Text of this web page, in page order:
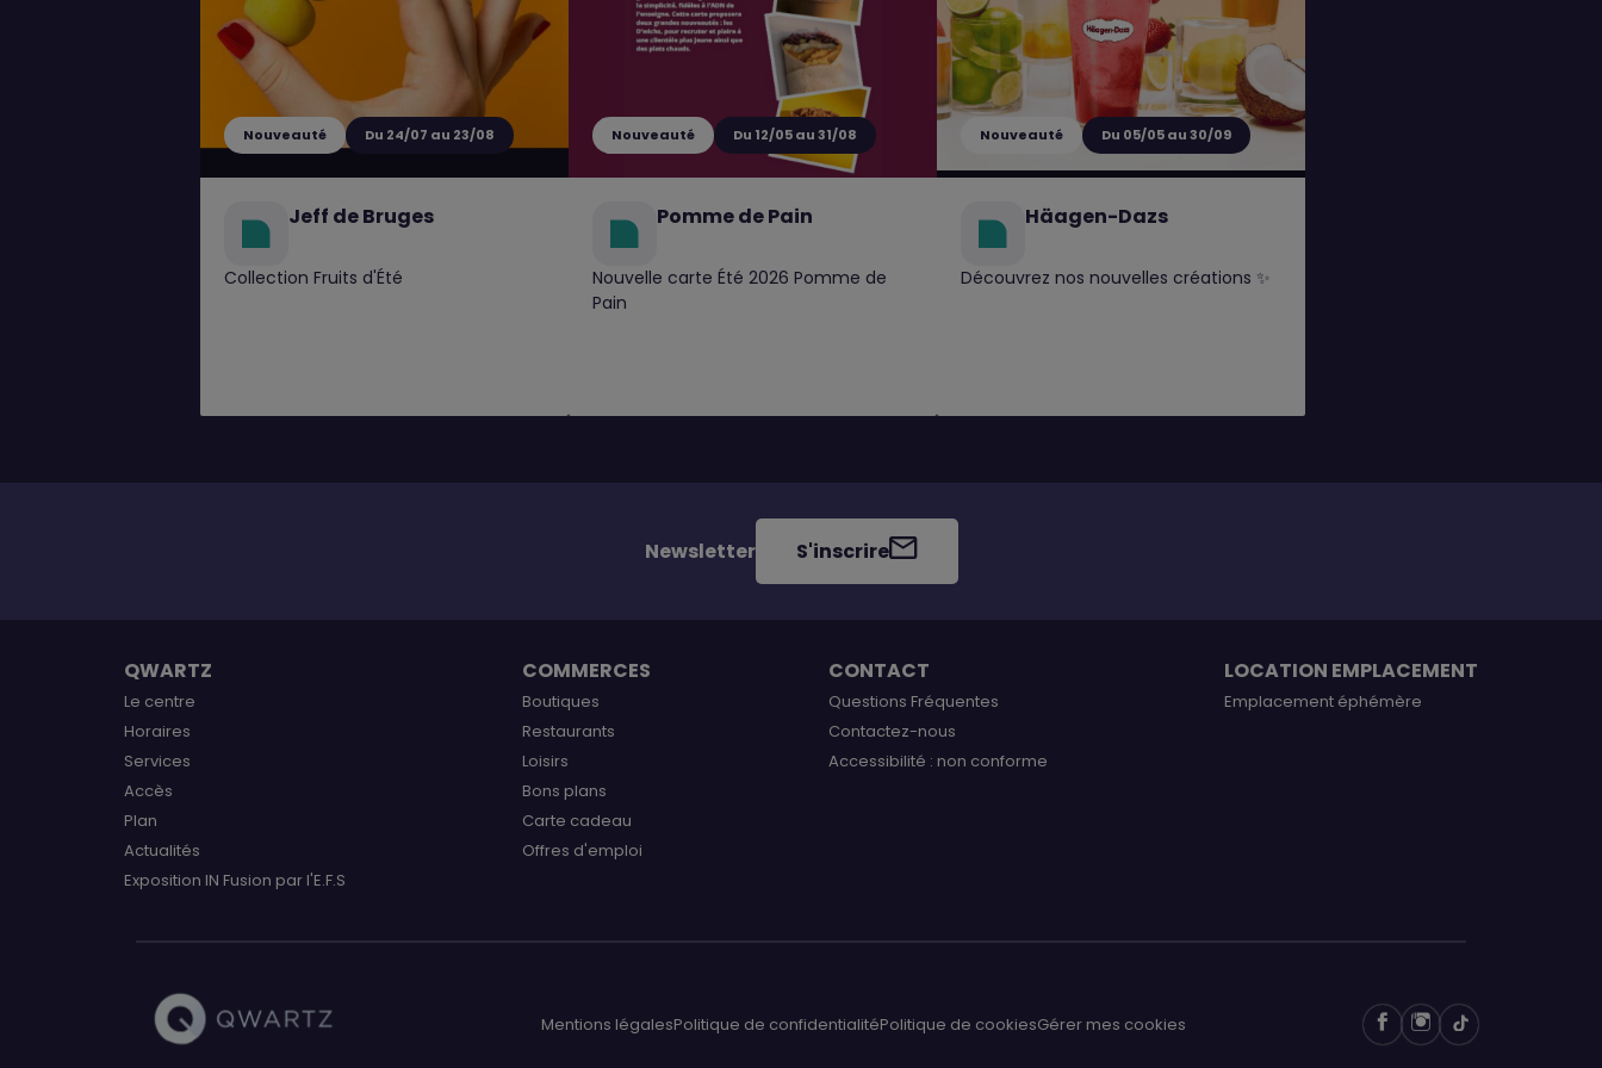
Nouveauté Du 24/07 au 23/08
Jeff de Bruges
Collection Fruits d'Été
Nouveauté Du 12/05 au 31/08
Pomme de Pain
Nouvelle carte Été 2026 Pomme de
Pain
Nouveauté Du 05/05 au 30/09
Häagen-Dazs
Découvrez nos nouvelles créations ✨
Newsletter S'inscrire
QWARTZ
Le centre
Horaires
Services
Accès
Plan
Actualités
Exposition IN Fusion par l'E.F.S
COMMERCES
Boutiques
Restaurants
Loisirs
Bons plans
Carte cadeau
Offres d'emploi
CONTACT
Questions Fréquentes
Contactez-nous
Accessibilité : non conforme
LOCATION EMPLACEMENT
Emplacement éphémère
Mentions légalesPolitique de confidentialitéPolitique de cookiesGérer mes cookies